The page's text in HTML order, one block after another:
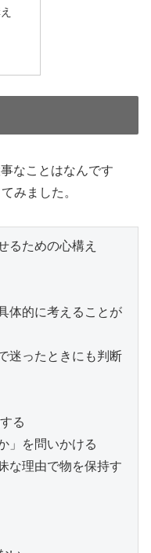
なことはなんです
みました。
るための心構え
体的に考えることが
迷ったときにも判断
る
」を問いかける
な理由で物を保持す